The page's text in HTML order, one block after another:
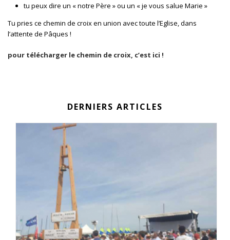
tu peux dire un « notre Père » ou un « je vous salue Marie »
Tu pries ce chemin de croix en union avec toute l’Eglise, dans
l’attente de Pâques !
pour télécharger le chemin de croix, c’est ici !
DERNIERS ARTICLES